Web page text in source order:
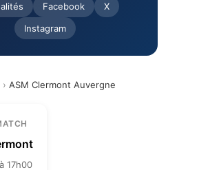
Facebook
X
Instagram
› ASM Clermont Auvergne
17h00